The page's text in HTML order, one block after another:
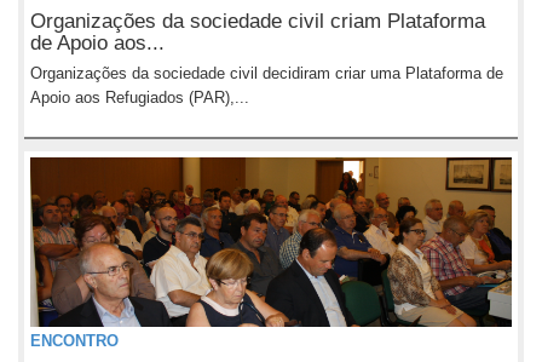
Organizações da sociedade civil criam Plataforma
de Apoio aos...
Organizações da sociedade civil decidiram criar uma Plataforma de
Apoio aos Refugiados (PAR),...
ENCONTRO